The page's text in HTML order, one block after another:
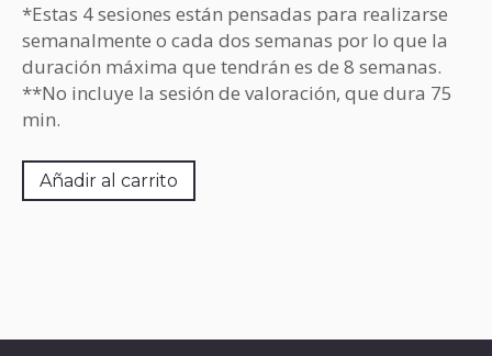
*Estas 4 sesiones están pensadas para realizarse
semanalmente o cada dos semanas por lo que la
duración máxima que tendrán es de 8 semanas.
**No incluye la sesión de valoración, que dura 75
min.
Añadir al carrito